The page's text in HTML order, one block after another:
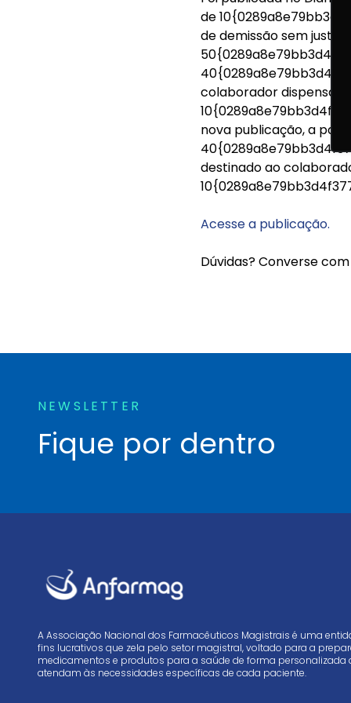
de
de demissão sem justa
colaborador
nova publicação, a
destinado ao
Acesse a publicação.
Dúvidas? Converse
NEWSLETTER
Fique por dentro
A Associação Nacional dos Farmacêuticos Magistrais é uma
fins lucrativos que zela pelo setor magistral, voltado para a
medicamentos e produtos para a saúde de forma personalizada
atendam às necessidades específicas de cada paciente.